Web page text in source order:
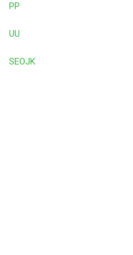
PP
UU
SEOJK